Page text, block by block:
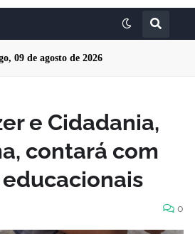
09 de agosto de 2026
e Cidadania,
contará com
0